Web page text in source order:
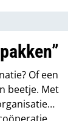
Of een
beetje. Met